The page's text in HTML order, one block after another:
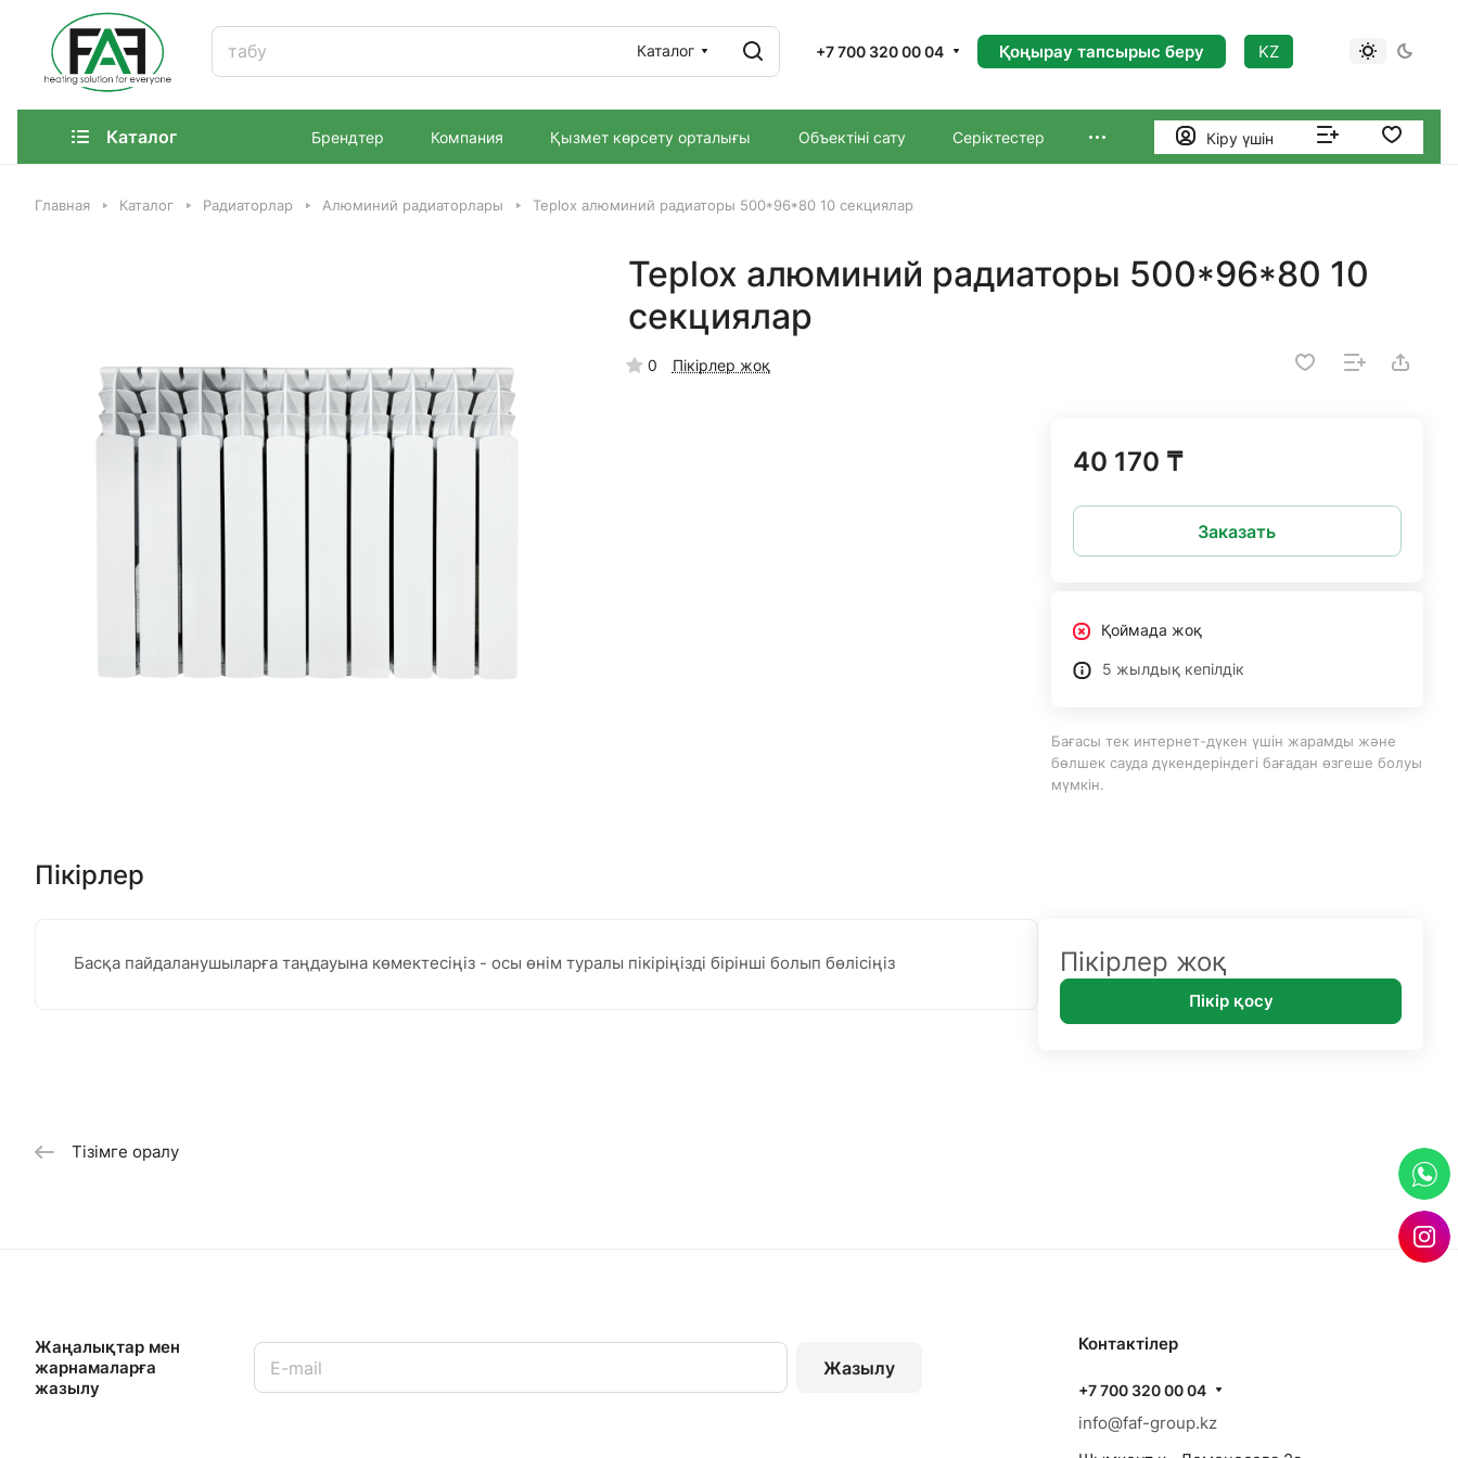
Каталог +7 700 320 00 04 Қоңырау тапсырыс беру KZ
Каталог Брендтер Компания Қызмет көрсету орталығы Объектіні сату Серіктестер Кіру үшін
Главная Каталог Радиаторлар Алюминий радиаторлары Teplox алюминий радиаторы 500*96*80 10 секциялар
Teplox алюминий радиаторы 500*96*80 10
секциялар
0 Пікірлер жоқ
40 170 ₸
Заказать
Қоймада жоқ
5 жылдық кепілдік
Бағасы тек интернет-дүкен үшін жарамды және
бөлшек сауда дүкендеріндегі бағадан өзгеше болуы
мүмкін.
Пікірлер
Басқа пайдаланушыларға таңдауына көмектесіңіз - осы өнім туралы пікіріңізді бірінші болып бөлісіңіз Пікірлер жоқ
Пікір қосу
Тізімге оралу
Жаңалықтар мен
жарнамаларға
жазылу
Жазылу
Контактілер
+7 700 320 00 04
info@faf-group.kz